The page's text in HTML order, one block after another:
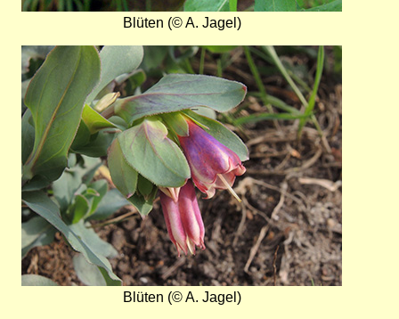
Blüten (© A. Jagel)
Bild
Blüten (© A. Jagel)